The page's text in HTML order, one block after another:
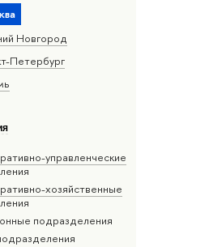
Новгород
Петербург
управленческие
хозяйственные
подразделения